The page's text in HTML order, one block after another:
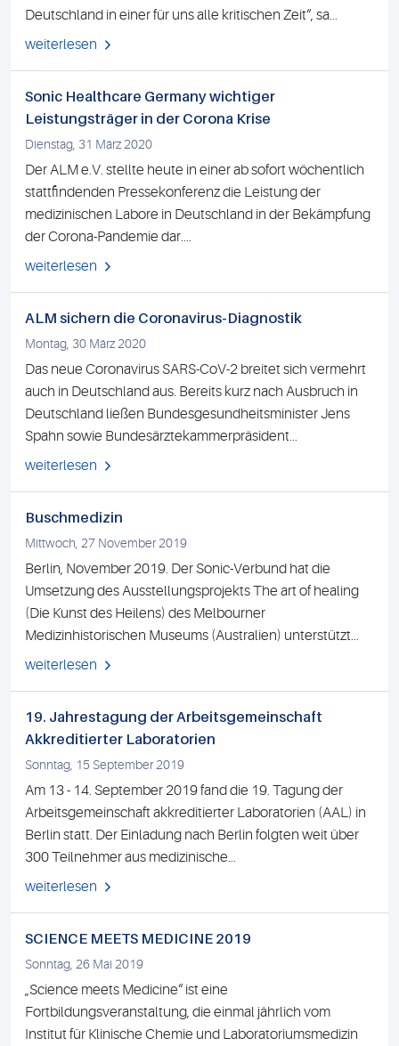
Deutschland in einer für uns alle kritischen Zeit“, sa...
weiterlesen
Sonic Healthcare Germany wichtiger
Leistungsträger in der Corona Krise
Dienstag, 31 März 2020
Der ALM e.V. stellte heute in einer ab sofort wöchentlich
stattfindenden Pressekonferenz die Leistung der
medizinischen Labore in Deutschland in der Bekämpfung
der Corona-Pandemie dar....
weiterlesen
ALM sichern die Coronavirus-Diagnostik
Montag, 30 März 2020
Das neue Coronavirus SARS-CoV-2 breitet sich vermehrt
auch in Deutschland aus. Bereits kurz nach Ausbruch in
Deutschland ließen Bundesgesundheitsminister Jens
Spahn sowie Bundesärztekammerpräsident...
weiterlesen
Buschmedizin
Mittwoch, 27 November 2019
Berlin, November 2019. Der Sonic-Verbund hat die
Umsetzung des Ausstellungsprojekts The art of healing
(Die Kunst des Heilens) des Melbourner
Medizinhistorischen Museums (Australien) unterstützt...
weiterlesen
19. Jahrestagung der Arbeitsgemeinschaft
Akkreditierter Laboratorien
Sonntag, 15 September 2019
Am 13 - 14. September 2019 fand die 19. Tagung der
Arbeitsgemeinschaft akkreditierter Laboratorien (AAL) in
Berlin statt. Der Einladung nach Berlin folgten weit über
300 Teilnehmer aus medizinische...
weiterlesen
SCIENCE MEETS MEDICINE 2019
Sonntag, 26 Mai 2019
„Science meets Medicine“ ist eine
Fortbildungsveranstaltung, die einmal jährlich vom
Institut für Klinische Chemie und Laboratoriumsmedizin